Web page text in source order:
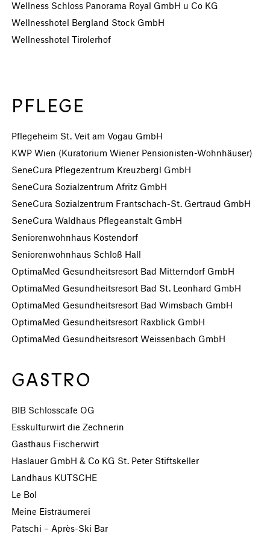
Wellness Schloss Panorama Royal GmbH u Co KG
Wellnesshotel Bergland Stock GmbH
Wellnesshotel Tirolerhof
PFLEGE
Pflegeheim St. Veit am Vogau GmbH
KWP Wien (Kuratorium Wiener Pensionisten-Wohnhäuser)
SeneCura Pflegezentrum Kreuzbergl GmbH
SeneCura Sozialzentrum Afritz GmbH
SeneCura Sozialzentrum Frantschach-St. Gertraud GmbH
SeneCura Waldhaus Pflegeanstalt GmbH
Seniorenwohnhaus Köstendorf
Seniorenwohnhaus Schloß Hall
OptimaMed Gesundheitsresort Bad Mitterndorf GmbH
OptimaMed Gesundheitsresort Bad St. Leonhard GmbH
OptimaMed Gesundheitsresort Bad Wimsbach GmbH
OptimaMed Gesundheitsresort Raxblick GmbH
OptimaMed Gesundheitsresort Weissenbach GmbH
GASTRO
BIB Schlosscafe OG
Esskulturwirt die Zechnerin
Gasthaus Fischerwirt
Haslauer GmbH & Co KG St. Peter Stiftskeller
Landhaus KUTSCHE
Le Bol
Meine Eisträumerei
Patschi – Après-Ski Bar